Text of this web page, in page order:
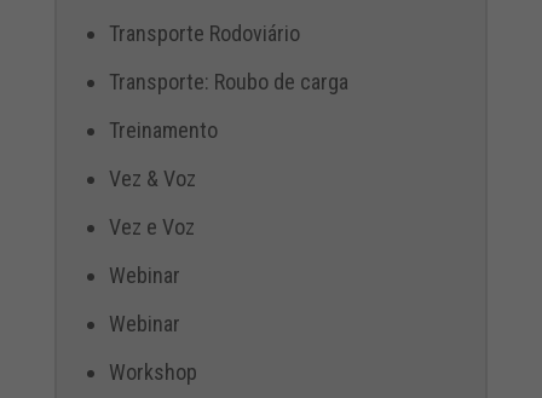
Transporte Rodoviário
Transporte: Roubo de carga
Treinamento
Vez & Voz
Vez e Voz
Webinar
Webinar
Workshop